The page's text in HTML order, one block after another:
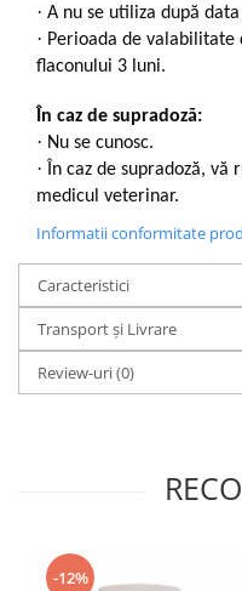
· A nu se utiliza după
· Perioada de valabilitate
flaconului 3 luni.
În caz de supradoză:
· Nu se cunosc.
·În caz de supradoză, vă
medicul veterinar.
Informatii conformitate
Caracteristici
Transport și Livrare
Review-uri(0)
-12%